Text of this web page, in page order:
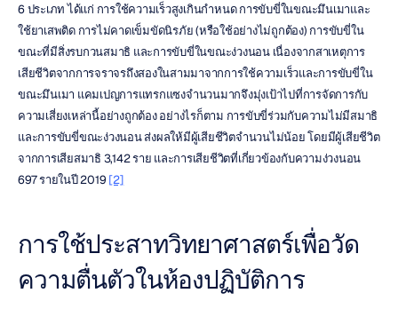
6 ประเภท ได้แก่ การใช้ความเร็วสูงเกินกำหนด การขับขี่ในขณะมึนเมาและ
ใช้ยาเสพติด การไม่คาดเข็มขัดนิรภัย (หรือใช้อย่างไม่ถูกต้อง) การขับขี่ใน
ขณะที่มีสิ่งรบกวนสมาธิ และการขับขี่ในขณะง่วงนอน เนื่องจากสาเหตุการ
เสียชีวิตจากการจราจรถึงสองในสามมาจากการใช้ความเร็วและการขับขี่ใน
ขณะมึนเมา แคมเปญการแทรกแซงจำนวนมากจึงมุ่งเป้าไปที่การจัดการกับ
ความเสี่ยงเหล่านี้อย่างถูกต้อง อย่างไรก็ตาม การขับขี่ร่วมกับความไม่มีสมาธิ
และการขับขี่ขณะง่วงนอน ส่งผลให้มีผู้เสียชีวิตจำนวนไม่น้อย โดยมีผู้เสียชีวิต
จากการเสียสมาธิ 3,142 ราย และการเสียชีวิตที่เกี่ยวข้องกับความง่วงนอน
697 รายในปี 2019 [2]
การใช้ประสาทวิทยาศาสตร์เพื่อวัด
ความตื่นตัวในห้องปฏิบัติการ